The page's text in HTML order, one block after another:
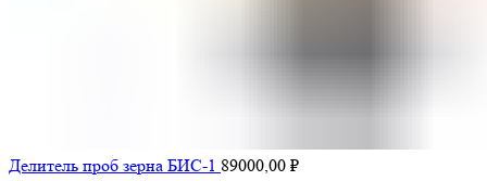
Делитель проб зерна БИС-1 89000,00 ₽